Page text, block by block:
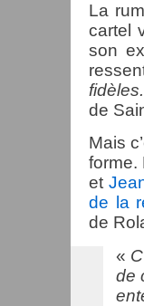
La
cartel
son
de
Mais
forme.
et
de la
de
«
de